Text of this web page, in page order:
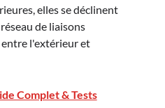
elles se déclinent
de liaisons
l'extérieur et
Complet & Tests